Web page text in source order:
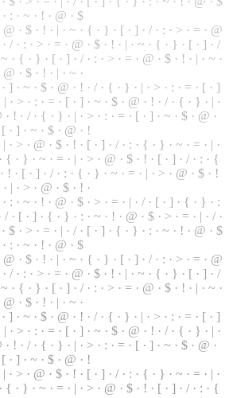
: · ~ · ! · @ · $
· $ · ! · | · ~ · { · } · [ · ] · / · : · > · = · @
· / · : · > · = · @ · $ · ! · | · ~ · { · } · [ · ] · /
· { · } · [ · ] · / · : · > · = · @ · $ · ! · | · ~ ·
· $ · ! · | · ~ ·
· ] · ~ · $ · @ · ! · / · { · } · | · > · : · = · [ · ]
| · > · : · = · [ · ] · ~ · $ · @ · ! · / · { · } · | ·
· ! · / · { · } · | · > · : · = · [ · ] · ~ · $ · @ ·
· ] · ~ · $ · @ · !
· > · @ · $ · ! · [ · ] · / · : · { · } · ~ · = · | ·
{ · } · ~ · = · | · > · @ · $ · ! · [ · ] · / · : · {
! · [ · ] · / · : · { · } · ~ · = · | · > · @ · $ · !
| · > · @ · $ · ! ·
: · ~ · ! · @ · $ · > · = · | · / · [ · ] · { · } · :
/· [ · ] · { · } · : · ~ · ! · @ · $ · > · = · | · / ·
$ · > · = · | · / · [ · ] · { · } · : · ~ · ! · @ · $
: · ~ · ! · @ · $
@ · $ · ! · | · ~ · { · } · [ · ] · / · : · > · = · @
/ · : · > · = · @ · $ · ! · | · ~ · { · } · [ · ] · /
· { · } · [ · ] · / · : · > · = · @ · $ · ! · | · ~ ·
@ · $ · ! · | · ~ ·
] · ~ · $ · @ · ! · / · { · } · | · > · : · = · [ · ]
| · > · : · = · [ · ] · ~ · $ · @ · ! · /· { · } · | ·
· ! · / · { · } · | · > · : · = · [ · ] · ~ · $ · @ ·
· ] · ~ · $ · @ · !
· > · @ · $ · ! · [ · ] · / · : · { · } · ~ · = · | ·
{ · } · ~ · = · | · > · @ · $ · ! · [ · ] · / · : · {